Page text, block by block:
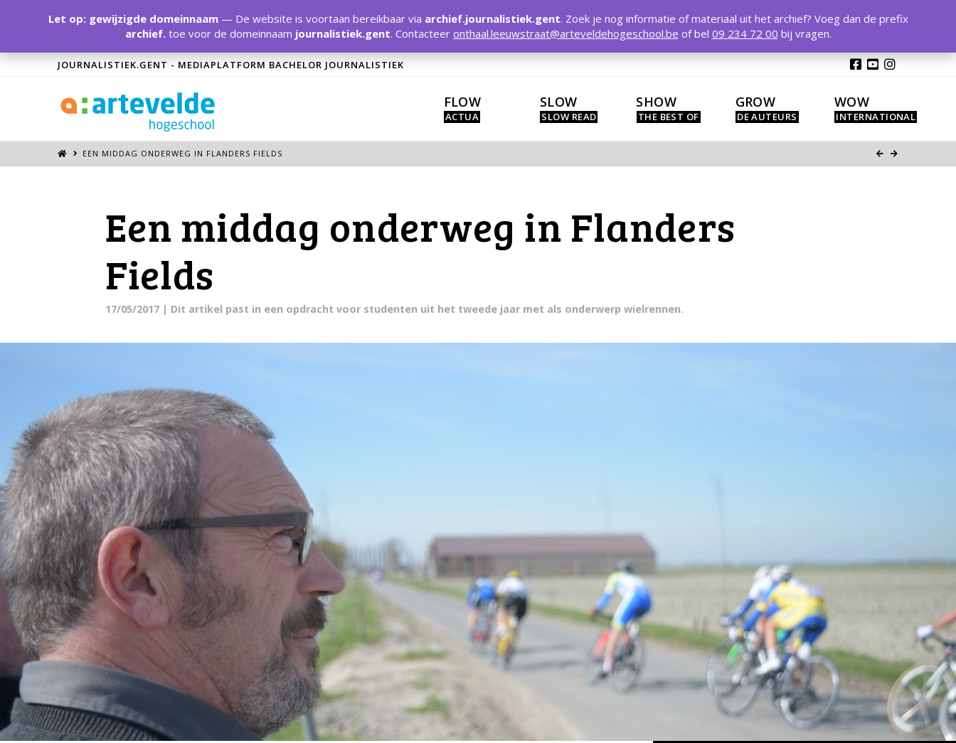
JOURNALISTIEK.GENT - MEDIAPLATFORM BACHELOR JOURNALISTIEK
FLOW SLOW SHOW GROW WOW
EEN MIDDAG ONDERWEG IN FLANDERS FIELDS
Een middag onderweg in Flanders
Fields
17/05/2017| Dit artikel past in een opdracht voor studenten uit het tweede jaar met als onderwerp wielrennen.
Let op: gewijzigde domeinnaam— De website is voortaan bereikbaar via archief.journalistiek.gent. Zoek je nog informatie of materiaal uit het archief? Voeg dan de prefix
archief.toe voor de domeinnaam journalistiek.gent. Contacteer onthaal.leeuwstraat@arteveldehogeschool.be of bel 09 234 72 00 bij vragen.